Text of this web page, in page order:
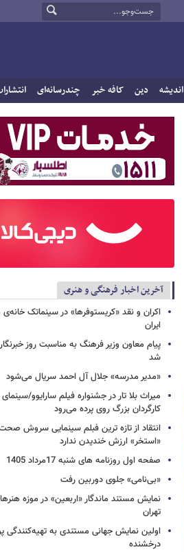
اندیشه دین کافه خبر چندرسانه‌ای
آخرین اخبار فرهنگی و هنری
اکران و نقد «کریستوفرها» در سینماتک خانه‌ی
ایران
پیام معاون وزیر فرهنگ به مناسبت روز
شد
«مدیر مدرسه» جلال آل احمد سریال می‌شود
میراث بلا تار در جشنواره فیلم سارایوو/
کارگردان بزرگ روی پرده می‌رود
انتقاد از تازه ترین فبلم سینمایی سروش
«استخر» ارزش خندیدن ندارد
صفحه اول روزنامه های شنبه 17مرداد 1405
«بی‌نامی» جلوی دوربین رفت
نمایش مستند ماندگار «اربعین» در موزه
تهران
اولین نمایش جهانی مستندی به تهیه‌کنندگی
درخشنده